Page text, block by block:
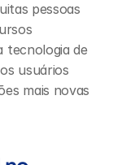
pessoas
tecnologia de
usuários
mais novas